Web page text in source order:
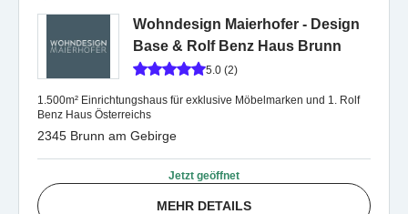
Wohndesign Maierhofer - Design
Base & Rolf Benz Haus Brunn
5.0 (2)
1.500m² Einrichtungshaus für exklusive Möbelmarken und 1. Rolf
Benz Haus Österreichs
2345 Brunn am Gebirge
Jetzt geöffnet
MEHR DETAILS